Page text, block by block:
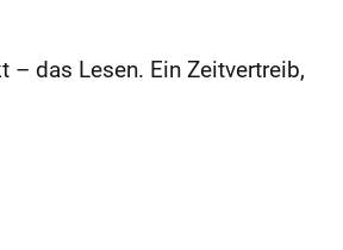
– das Lesen. Ein Zeitvertreib,